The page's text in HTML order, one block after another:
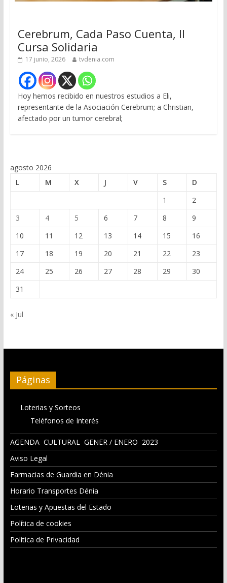
Cerebrum, Cada Paso Cuenta, II
Cursa Solidaria
17 junio, 2026 tvdenia.com
Hoy hemos recibido en nuestros estudios a Eli,
representante de la Asociación Cerebrum; a Christian,
afectado por un tumor cerebral;
agosto 2026
L
M X J V S
D
1
2
3
4 5 6 7 8
9
10
11 12 13 14 15
16
17
18 19 20 21 22
23
24
25 26 27 28 29
30
31
« Jul
Páginas
Loterias y Sorteos
Teléfonos de Interés
AGENDA CULTURAL GENER / ENERO 2023
Aviso Legal
Farmacias de Guardia en Dénia
Horario Transportes Dénia
Loterias y Apuestas del Estado
Política de cookies
Política de Privacidad